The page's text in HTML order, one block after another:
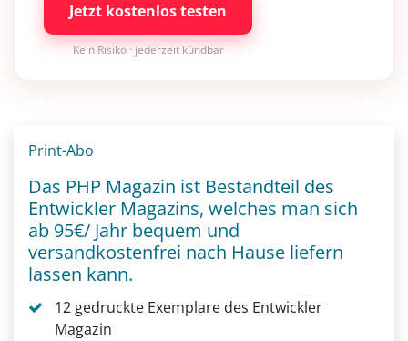
Jetzt kostenlos testen
Kein Risiko · jederzeit kündbar
Print-Abo
Das PHP Magazin ist Bestandteil des
Entwickler Magazins, welches man sich
ab 95€/ Jahr bequem und
versandkostenfrei nach Hause liefern
lassen kann.
12 gedruckte Exemplare des Entwickler
Magazin